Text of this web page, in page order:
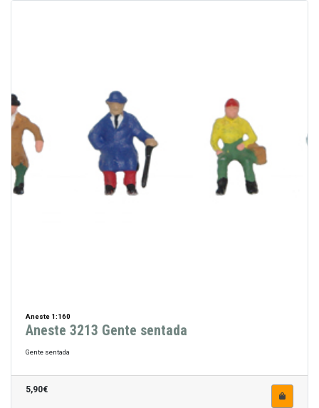
Aneste 1:160
Aneste 3213 Gente sentada
Gente sentada
5,90€